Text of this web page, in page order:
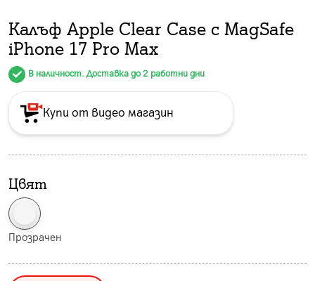
Калъф Аpple Clear Case с MagSafe
iPhone 17 Pro Max
В наличност. Доставка до 2 работни дни
Купи от видео магазин
Цвят
Прозрачен